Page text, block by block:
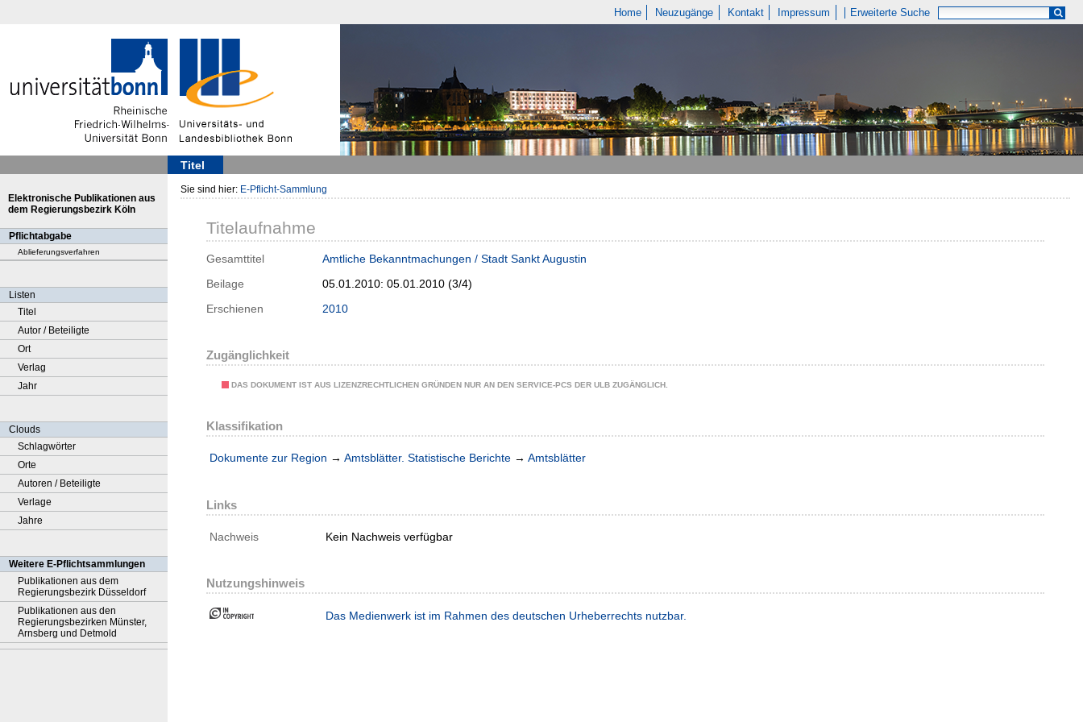
Home Neuzugänge Kontakt Impressum Erweiterte Suche
Titel
Elektronische Publikationen aus
dem Regierungsbezirk Köln
Pflichtabgabe
Ablieferungsverfahren
Listen
Titel
Autor / Beteiligte
Ort
Verlag
Jahr
Clouds
Schlagwörter
Orte
Autoren / Beteiligte
Verlage
Jahre
Weitere E-Pflichtsammlungen
Publikationen aus dem
Regierungsbezirk Düsseldorf
Publikationen aus den
Regierungsbezirken Münster,
Arnsberg und Detmold
Sie sind hier: E-Pflicht-Sammlung
Titelaufnahme
Gesamttitel
Amtliche Bekanntmachungen / Stadt Sankt Augustin
Beilage
05.01.2010: 05.01.2010 (3/4)
Erschienen
2010
Zugänglichkeit
DAS DOKUMENT IST AUS LIZENZRECHTLICHEN GRÜNDEN NUR AN DEN SERVICE-PCS DER ULB ZUGÄNGLICH.
Klassifikation
Dokumente zur Region → Amtsblätter. Statistische Berichte → Amtsblätter
Links
Nachweis Kein Nachweis verfügbar
Nutzungshinweis
Das Medienwerk ist im Rahmen des deutschen Urheberrechts nutzbar.